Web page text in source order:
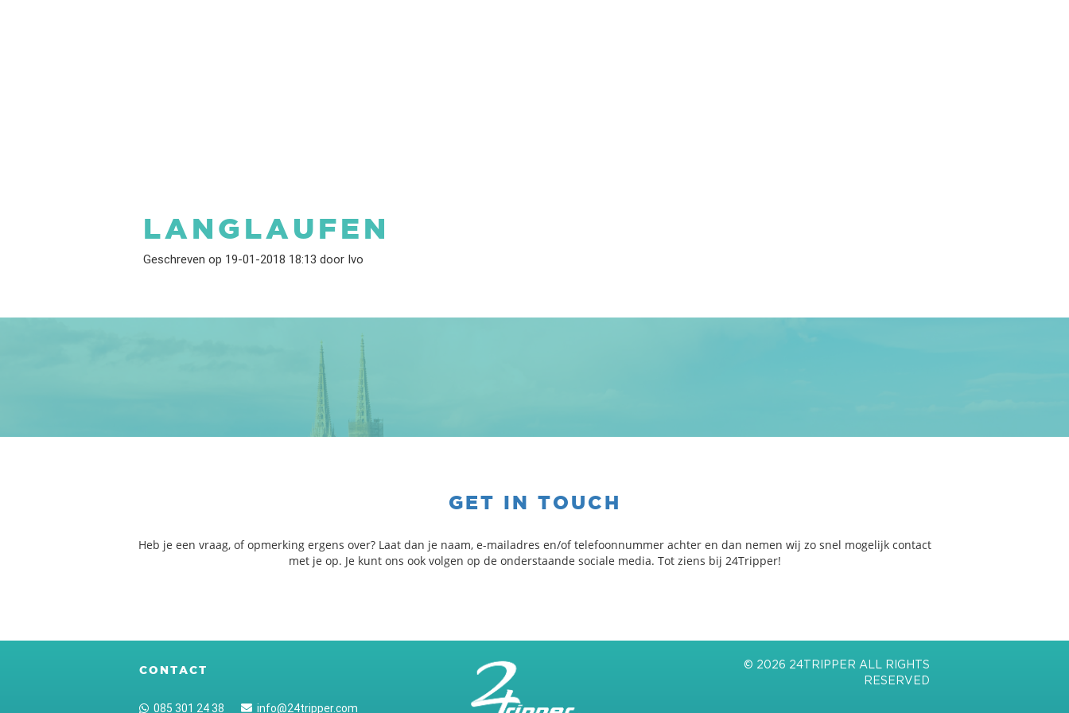
LANGLAUFEN
Geschreven op 19-01-2018 18:13 door Ivo
GET IN TOUCH
Heb je een vraag, of opmerking ergens over? Laat dan je naam, e-mailadres en/of telefoonnummer achter en dan nemen wij zo snel mogelijk contact
met je op. Je kunt ons ook volgen op de onderstaande sociale media. Tot ziens bij 24Tripper!
CONTACT
085 301 24 38 info@24tripper.com
© 2026 24TRIPPER ALL RIGHTS
RESERVED